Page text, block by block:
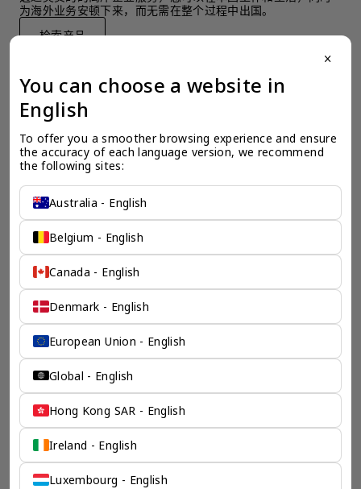
为海外业务安顿下来，而无需在整个过程中出国。
检索产品
一个全服务咨询公司为您
保驾护航
奕资环球是您值得信赖的海外合作伙伴。我们是香港伦敦奕资
咨询有限公司的零售咨询部门，这是一家总部位于香港的全球
咨询机构，接触世界50个市场，约占全球GDP的72%。
凭借其战略优势，我们可以将客户与全球市场的机遇联系起
来，并为21个行业的客户提供服务。
了解香港伦敦奕资咨询有限公司 >
close
You can choose a website in
English
To offer you a smoother browsing experience and ensure
the accuracy of each language version, we recommend
the following sites:
Australia - English
Belgium - English
Canada - English
Denmark - English
European Union - English
Global - English
Hong Kong SAR - English
Ireland - English
Luxembourg - English